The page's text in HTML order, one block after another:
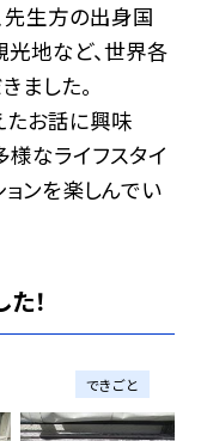
先生方の出身国
光地など、世界各
ました。
たお話に興味
なライフスタイ
ンを楽しんでい
！
できごと